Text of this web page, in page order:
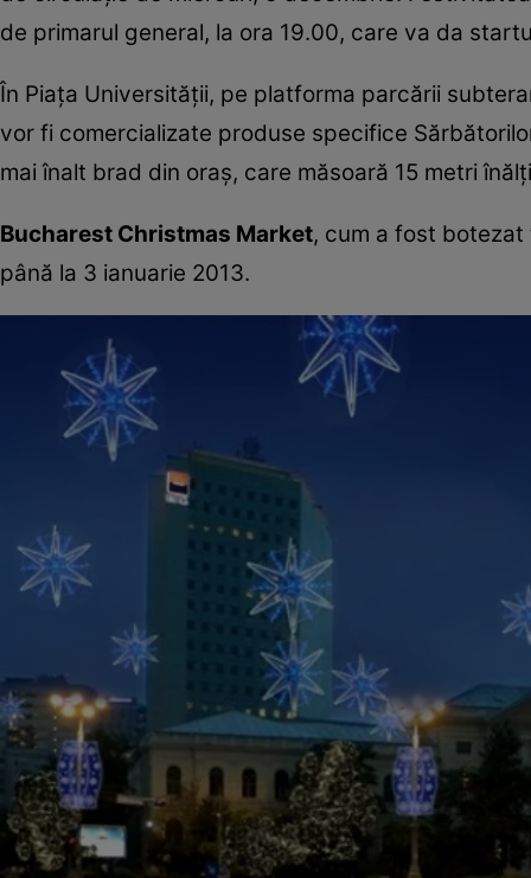
de primarul general, la ora 19.00, care va da
În Piaţa Universităţii, pe platforma parcării
vor fi comercializate produse specifice
mai înalt brad din oraş, care măsoară 15 metri
Bucharest Christmas Market, cum a fost
până la 3 ianuarie 2013.